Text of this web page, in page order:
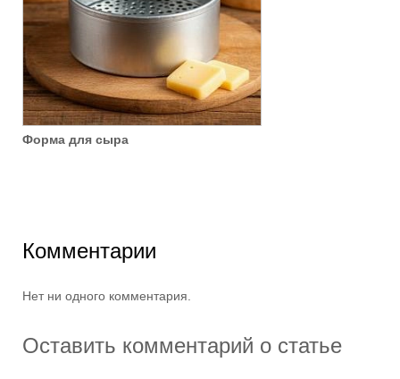
Форма для сыра
Комментарии
Нет ни одного комментария.
Оставить комментарий о статье